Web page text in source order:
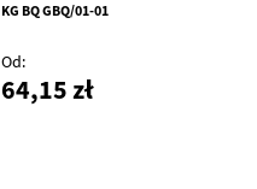
KG BQ GBQ/01-01
Od
64,15 zł